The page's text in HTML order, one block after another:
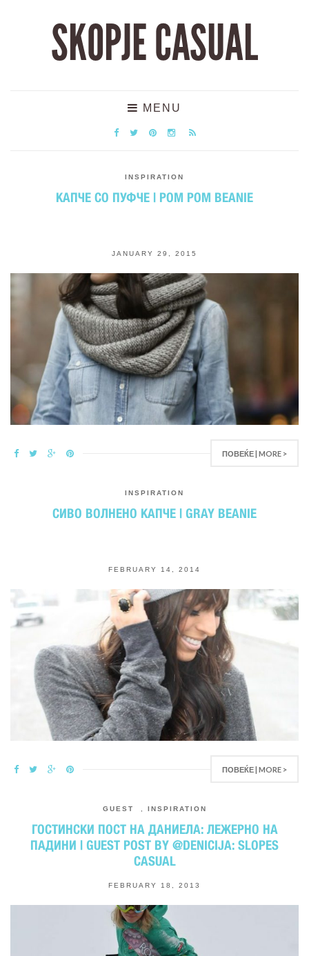
SKOPJE CASUAL
MENU
INSPIRATION
КАПЧЕ СО ПУФЧЕ | POM POM BEANIE
JANUARY 29, 2015
ПОВЕЌЕ | MORE >
INSPIRATION
СИВО ВОЛНЕНО КАПЧЕ | GRAY BEANIE
FEBRUARY 14, 2014
ПОВЕЌЕ | MORE >
GUEST INSPIRATION
ГОСТИНСКИ ПОСТ НА ДАНИЕЛА: ЛЕЖЕРНО НА
ПАДИНИ | GUEST POST BY @DENICIJA: SLOPES
CASUAL
FEBRUARY 18, 2013